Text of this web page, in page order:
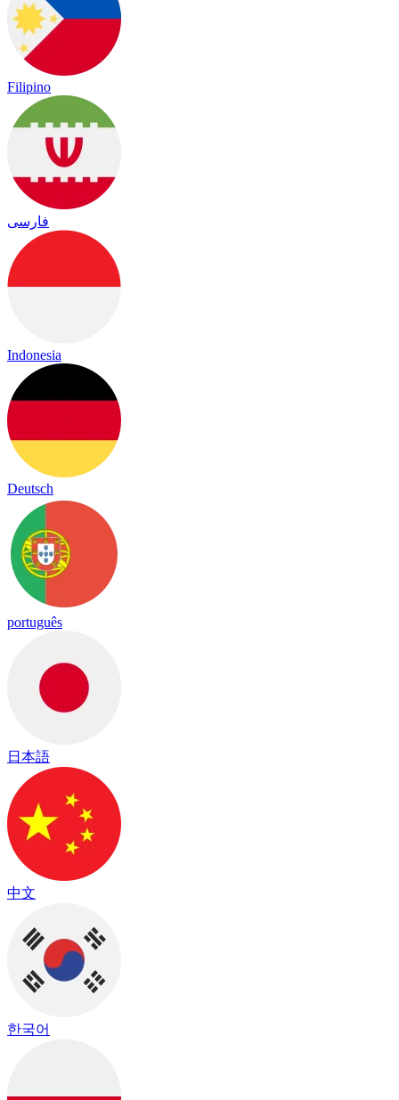
Filipino
فارسی
Indonesia
Deutsch
português
日本語
中文
한국어